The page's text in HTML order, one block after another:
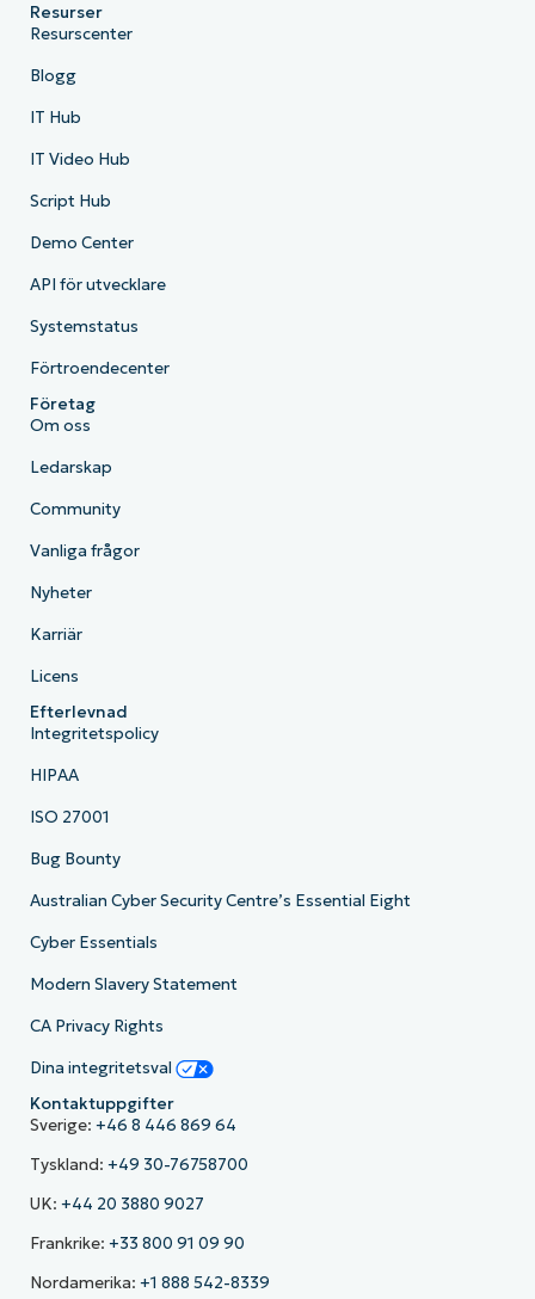
Resurser
Resurscenter
Blogg
IT Hub
IT Video Hub
Script Hub
Demo Center
API för utvecklare
Systemstatus
Förtroendecenter
Företag
Om oss
Ledarskap
Community
Vanliga frågor
Nyheter
Karriär
Licens
Efterlevnad
Integritetspolicy
HIPAA
ISO 27001
Bug Bounty
Australian Cyber Security Centre’s Essential Eight
Cyber Essentials
Modern Slavery Statement
CA Privacy Rights
Dina integritetsval
Kontaktuppgifter
Sverige: +46 8 446 869 64
Tyskland: +49 30-76758700
UK: +44 20 3880 9027
Frankrike: +33 800 91 09 90
Nordamerika: +1 888 542-8339